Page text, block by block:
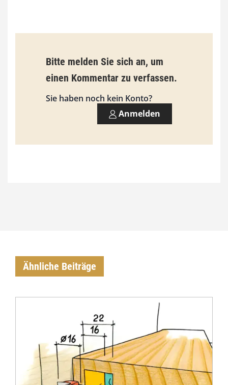
9
3
0
0
Bitte melden Sie sich an, um
einen Kommentar zu verfassen.
Sie haben noch kein Konto?
Anmelden
Ähnliche Beiträge